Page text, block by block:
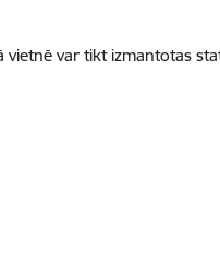
var tikt izmantotas